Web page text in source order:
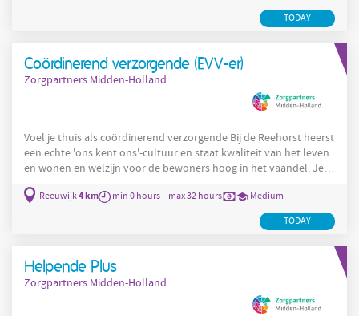
Bleiswijk . Hier verzorgen we elke dag een smakelijk ontbijt, lunch
en/of diner voor onze gasten. Dankzij een vast rooster
TODAY
Coördinerend verzorgende (EVV-er)
Zorgpartners Midden-Holland
Voel je thuis als coördinerend verzorgende Bij de Reehorst heerst
een echte 'ons kent ons'-cultuur en staat kwaliteit van het leven
en wonen en welzijn voor de bewoners hoog in het vaandel. Je
komt te werken op een PG-afdeling. Als coördinerend
verzorgende ben je eindverantwoordelijk voor het zorgleefplan.
Dat houdt in dat je naast je reguliere verzorgingstaken
regelmatig overleg voert met familieleden, diverse zorgverleners
Reeuwijk4 km min 0 hours – max 32 hours Medium
TODAY
Helpende Plus
Zorgpartners Midden-Holland